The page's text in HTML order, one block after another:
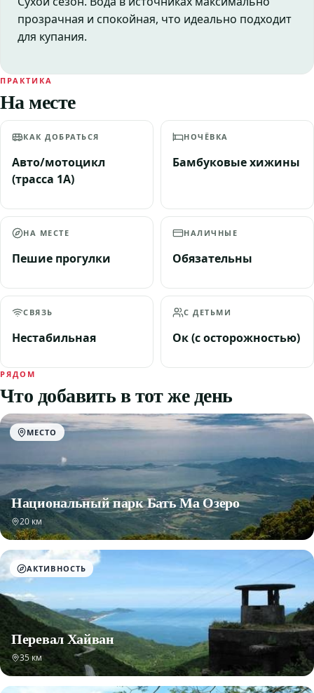
прозрачная и спокойная, что идеально подходит
для купания.
ПРАКТИКА
На месте
КАК ДОБРАТЬСЯ
Авто/мотоцикл
(трасса 1A)
НОЧЁВКА
Бамбуковые хижины
НА МЕСТЕ
Пешие прогулки
НАЛИЧНЫЕ
Обязательны
СВЯЗЬ
Нестабильная
С ДЕТЬМИ
Ок (с осторожностью)
РЯДОМ
Что добавить в тот же день
МЕСТО
Национальный парк Бать Ма Озеро
20 км
АКТИВНОСТЬ
Перевал Хайван
35 км